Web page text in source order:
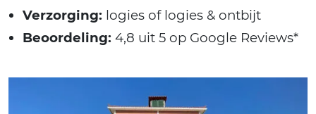
Verzorging: logies of logies & ontbijt
Beoordeling: 4,8 uit 5 op Google Reviews*